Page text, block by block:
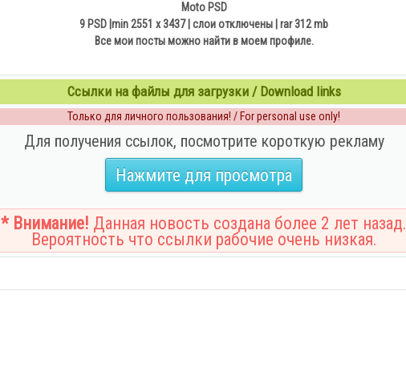
Moto PSD
9 PSD |min 2551 x 3437 | слои отключены | rar 312 mb
Все мои посты можно найти в моем профиле.
Ссылки на файлы для загрузки / Download links
Только для личного пользования! / For personal use only!
Для получения ссылок, посмотрите короткую рекламу
Нажмите для просмотра
* Внимание! Данная новость создана более 2 лет назад.
Вероятность что ссылки рабочие очень низкая.